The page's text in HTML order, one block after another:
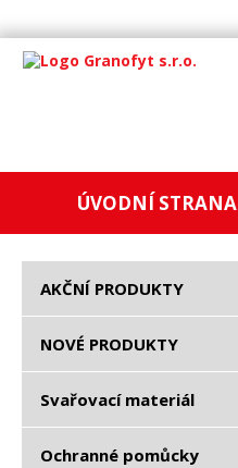
ÚVODNÍ STRANA
AKČNÍ PRODUKTY
NOVÉ PRODUKTY
Svařovací materiál
Ochranné pomůcky